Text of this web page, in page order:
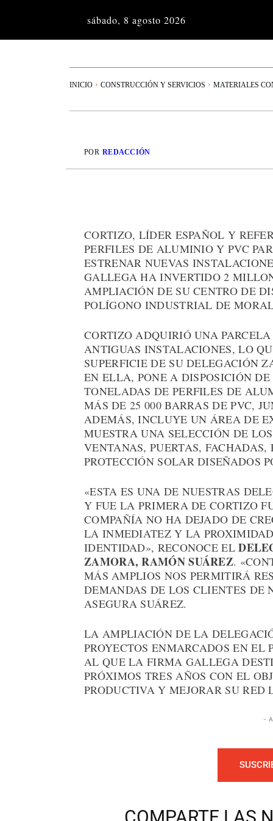
sábado, 8 agosto 2026
INICIO CONSTRUCCIÓN Y SERVICIOS MATERIALES
POR REDACCIÓN
CORTIZO, LÍDER ESPAÑOL Y
PERFILES DE ALUMINIO Y PVC
ESTRENAR NUEVAS
GALLEGA HA INVERTIDO 2
AMPLIACIÓN DE SU CENTRO DE
POLÍGONO INDUSTRIAL DE
CORTIZO ADQUIRIÓ UNA
ANTIGUAS INSTALACIONES, LO
SUPERFICIE DE SU DELEGACIÓN
EN ELLA, PONE A DISPOSICIÓN
TONELADAS DE PERFILES DE
MÁS DE 25 000 BARRAS DE PVC,
ADEMÁS, INCLUYE UN ÁREA DE
MUESTRA UNA SELECCIÓN DE
VENTANAS, PUERTAS,
PROTECCIÓN SOLAR DISEÑADOS
«ESTA ES UNA DE NUESTRAS
Y FUE LA PRIMERA DE CORTIZO
COMPAÑÍA NO HA DEJADO DE
LA INMEDIATEZ Y LA
IDENTIDAD», RECONOCE EL
ZAMORA, RAMÓN SUÁREZ.
MÁS AMPLIOS NOS PERMITIRÁ
DEMANDAS DE LOS CLIENTES DE
ASEGURA SUÁREZ.
LA AMPLIACIÓN DE LA
PROYECTOS ENMARCADOS EN EL
AL QUE LA FIRMA GALLEGA
PRÓXIMOS TRES AÑOS CON EL
PRODUCTIVA Y MEJORAR SU RED
-